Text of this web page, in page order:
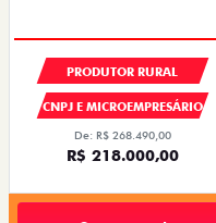
PRODUTOR RURAL
CNPJ E MICROEMPRESÁRIO
De: R$ 268.490,00
R$ 218.000,00